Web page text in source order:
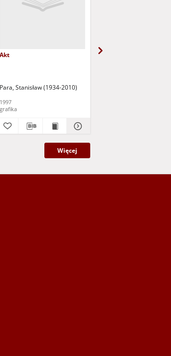
Akt
Para, Stanisław (1934-2010)
1997
grafika
Więcej